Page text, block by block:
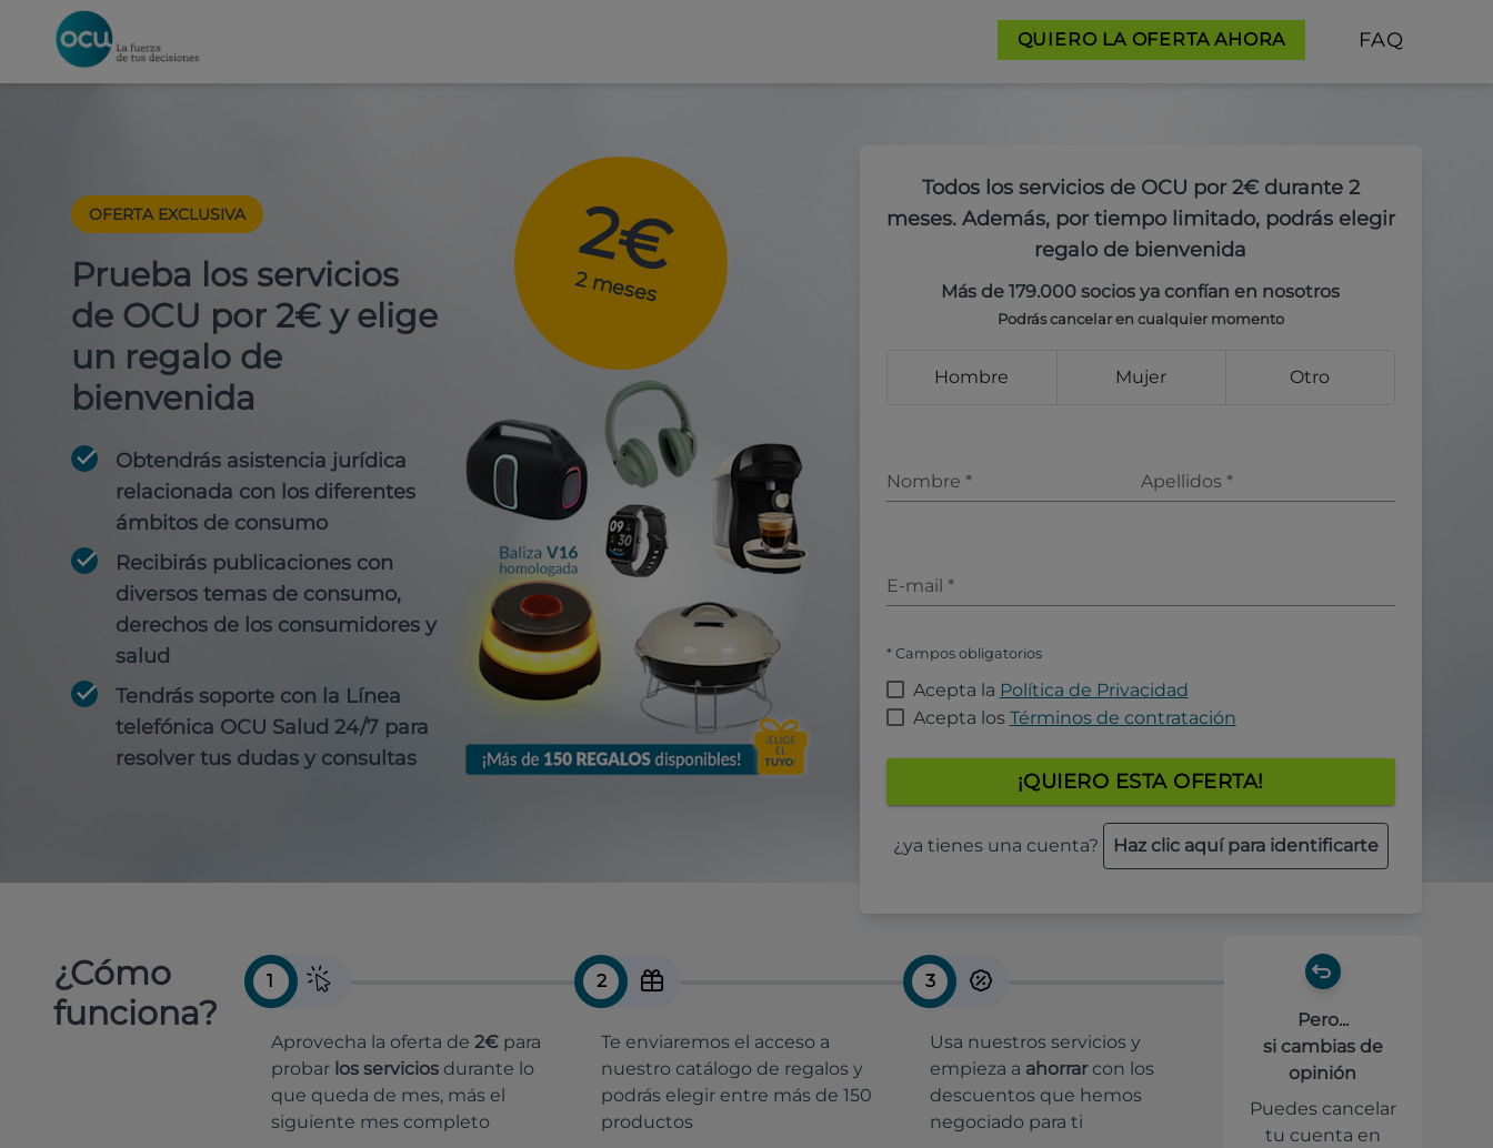
QUIERO LA OFERTA AHORA FAQ
OFERTA EXCLUSIVA
Prueba los servicios
de OCU por 2€ y elige
un regalo de
bienvenida
Obtendrás asistencia jurídica
relacionada con los diferentes
ámbitos de consumo
Recibirás publicaciones con
diversos temas de consumo,
derechos de los consumidores y
salud
Tendrás soporte con la Línea
telefónica OCU Salud 24/7 para
resolver tus dudas y consultas
2€
2 meses
Todos los servicios de OCU por 2€ durante 2
meses. Además, por tiempo limitado, podrás elegir
regalo de bienvenida
Más de 179.000 socios ya confían en nosotros
Podrás cancelar en cualquier momento
Hombre Mujer Otro
Nombre * Apellidos *
E-mail *
* Campos obligatorios
Acepta la Política de Privacidad
Acepta los Términos de contratación
¡QUIERO ESTA OFERTA!
¿ya tienes una cuenta? Haz clic aquí para identificarte
¿Cómo
funciona?
1
Aprovecha la oferta de 2€ para
probar los servicios durante lo
que queda de mes, más el
siguiente mes completo
2
Te enviaremos el acceso a
nuestro catálogo de regalos y
podrás elegir entre más de 150
productos
3
Usa nuestros servicios y
empieza a ahorrar con los
descuentos que hemos
negociado para ti
Pero...
si cambias de
opinión
Puedes cancelar
tu cuenta en